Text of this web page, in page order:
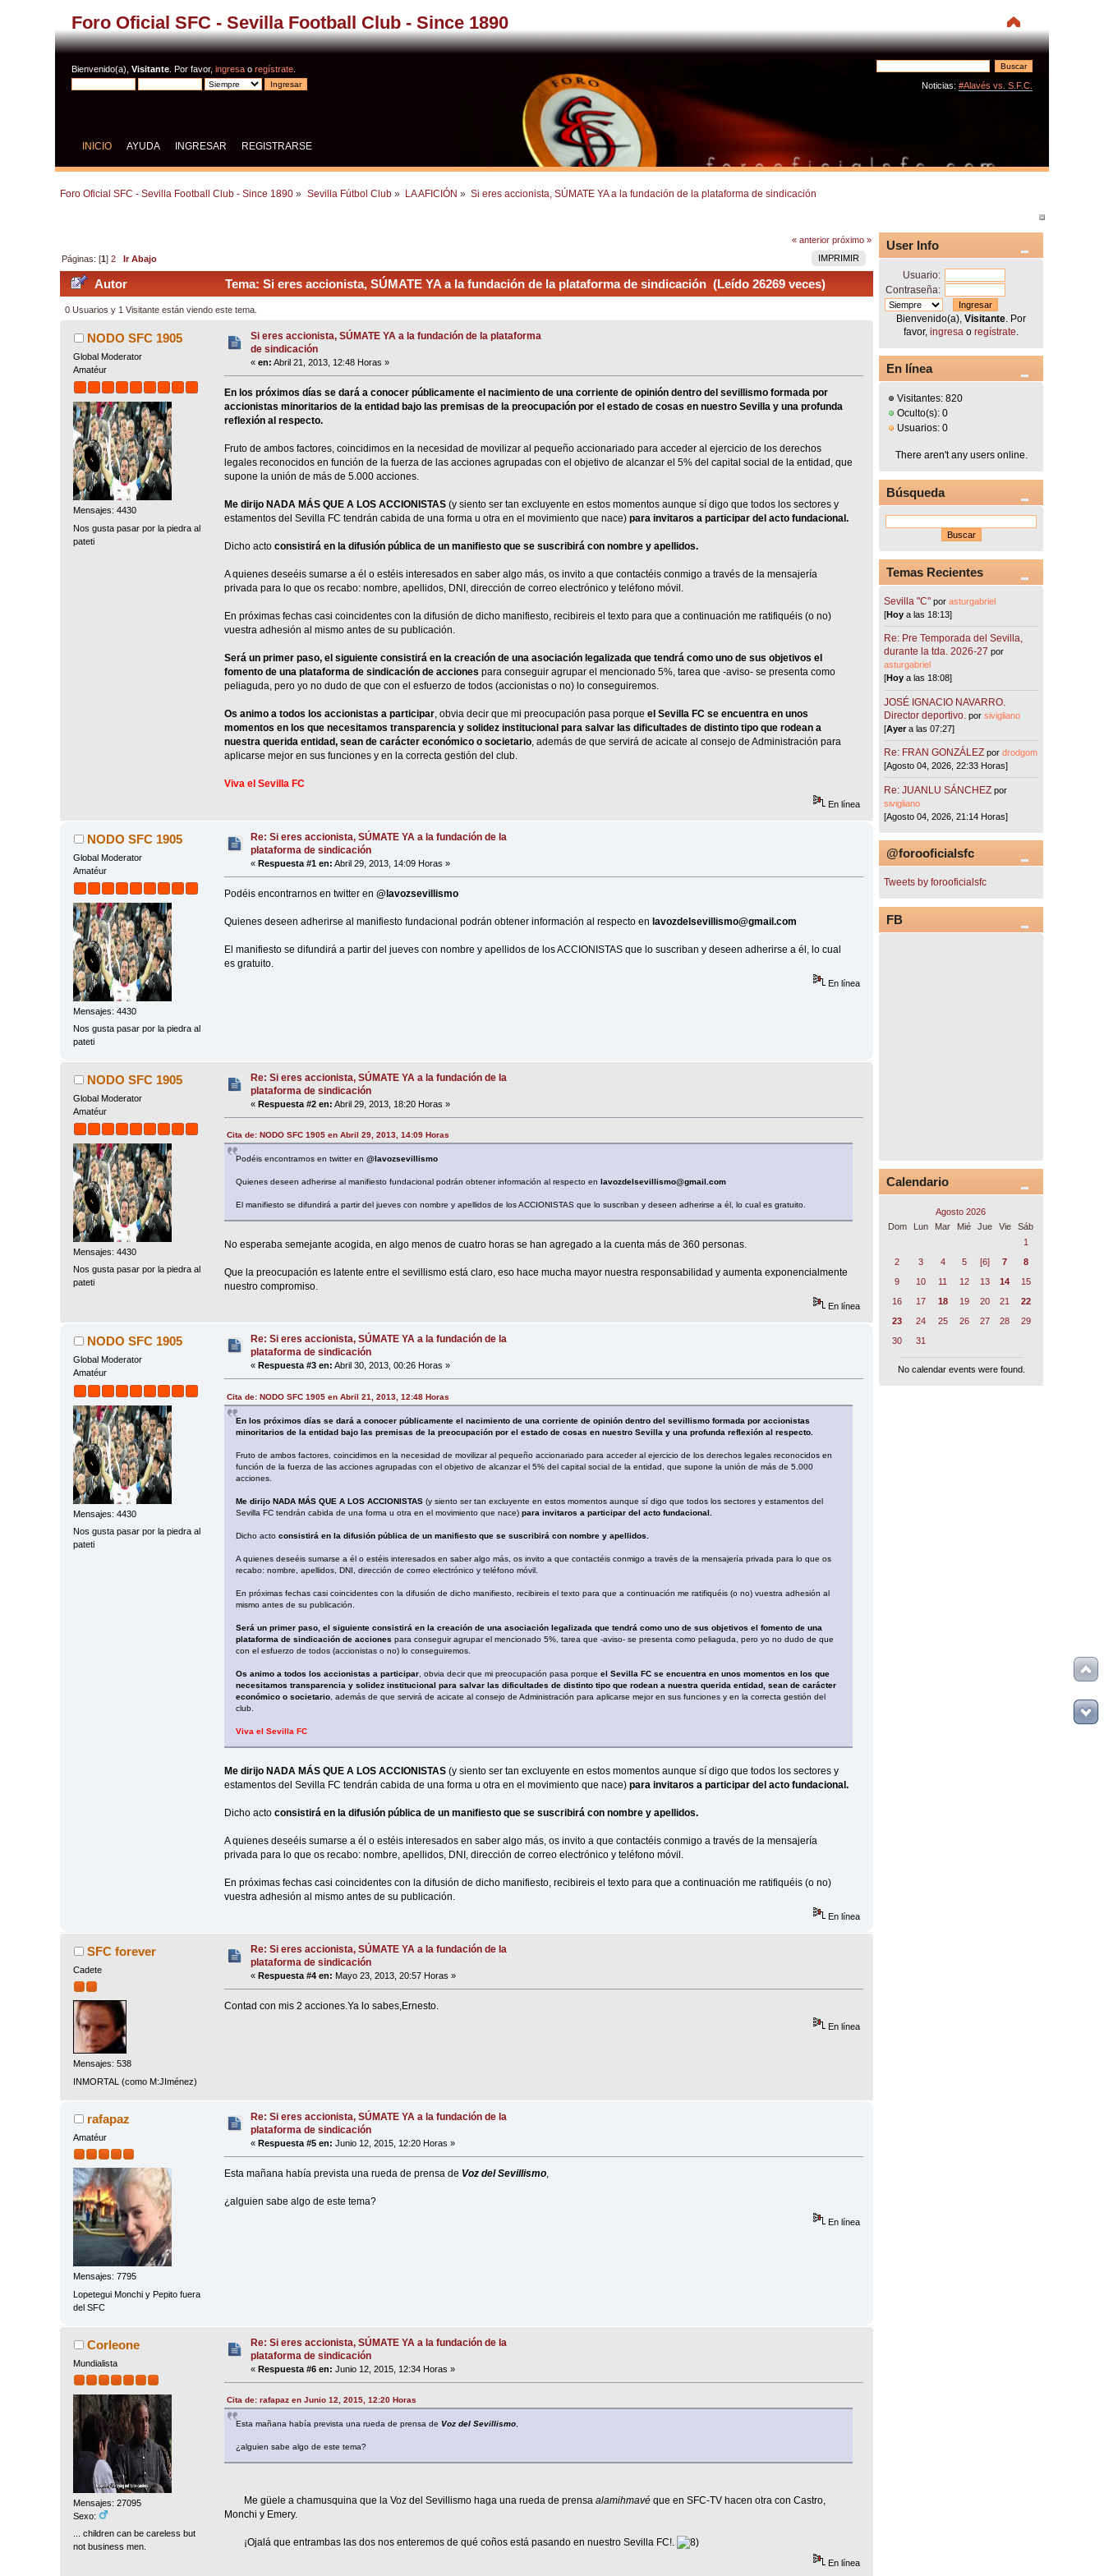
Foro Oficial SFC - Sevilla Football Club - Since 1890
Bienvenido(a),Visitante . Por favor,ingresa oregístrate
Noticias: #Alavés vs. S.F.C.
INICIO AYUDA INGRESAR REGISTRARSE
Foro Oficial SFC - Sevilla Football Club - Since 1890 » Sevilla Fútbol Club» LA AFICIÓN » Si eres accionista, SÚMATE YA a la fundación de la plataforma de sindicación
« anterior próximo »
IMPRIMIR
Páginas: [1]2 Ir Abajo
Autor Tema: Si eres accionista, SÚMATE YA a la fundación de la plataforma de sindicación (Leído 26269 veces)
0 Usuarios y 1 Visitante están viendo este tema.
NODO SFC 1905
Global Moderator
Amatéur
Mensajes: 4430
Nos gusta pasar por la piedra al
pateti
Si eres accionista, SÚMATE YA a la fundación de la plataforma
de sindicación
«en: Abril 21, 2013, 12:48 Horas »
En los próximos días se dará a conocer públicamente el nacimiento de una corriente de opinión dentro del sevillismo formada por
accionistas minoritarios de la entidad bajo las premisas de la preocupación por el estado de cosas en nuestro Sevilla y una profunda
reflexión al respecto.
Fruto de ambos factores, coincidimos en la necesidad de movilizar al pequeño accionariado para acceder al ejercicio de los derechos
legales reconocidos en función de la fuerza de las acciones agrupadas con el objetivo de alcanzar el 5% del capital social de la entidad, que
supone la unión de más de 5.000 acciones.
Me dirijo NADA MÁS QUE A LOS ACCIONISTAS(y siento ser tan excluyente en estos momentos aunque sí digo que todos los sectores y
estamentos del Sevilla FC tendrán cabida de una forma u otra en el movimiento que nace) para invitaros a participar del acto fundacional.
Dicho acto consistirá en la difusión pública de un manifiesto que se suscribirá con nombre y apellidos.
A quienes deseéis sumarse a él o estéis interesados en saber algo más, os invito a que contactéis conmigo a través de la mensajería
privada para lo que os recabo: nombre, apellidos, DNI, dirección de correo electrónico y teléfono móvil.
En próximas fechas casi coincidentes con la difusión de dicho manifiesto, recibireis el texto para que a continuación me ratifiquéis (o no)
vuestra adhesión al mismo antes de su publicación.
Será un primer paso, el siguiente consistirá en la creación de una asociación legalizada que tendrá como uno de sus objetivos el
fomento de una plataforma de sindicación de acciones para conseguir agrupar el mencionado 5%, tarea que -aviso- se presenta como
peliaguda, pero yo no dudo de que con el esfuerzo de todos (accionistas o no) lo conseguiremos.
Os animo a todos los accionistas a participar, obvia decir que mi preocupación pasa porque el Sevilla FC se encuentra en unos
momentos en los que necesitamos transparencia y solidez institucional para salvar las dificultades de distinto tipo que rodean a
nuestra querida entidad, sean de carácter económico o societario, además de que servirá de acicate al consejo de Administración para
aplicarse mejor en sus funciones y en la correcta gestión del club.
Viva el Sevilla FC
En línea
NODO SFC 1905
Global Moderator
Amatéur
Mensajes: 4430
Nos gusta pasar por la piedra al
pateti
Re: Si eres accionista, SÚMATE YA a la fundación de la
plataforma de sindicación
«Respuesta #1 en: Abril 29, 2013, 14:09 Horas »
Podéis encontrarnos en twitter en @lavozsevillismo
Quienes deseen adherirse al manifiesto fundacional podrán obtener información al respecto en lavozdelsevillismo@gmail.com
El manifiesto se difundirá a partir del jueves con nombre y apellidos de los ACCIONISTAS que lo suscriban y deseen adherirse a él, lo cual
es gratuito.
En línea
NODO SFC 1905
Global Moderator
Amatéur
Mensajes: 4430
Nos gusta pasar por la piedra al
pateti
Re: Si eres accionista, SÚMATE YA a la fundación de la
plataforma de sindicación
«Respuesta #2 en: Abril 29, 2013, 18:20 Horas »
Cita de: NODO SFC 1905 en Abril 29, 2013, 14:09 Horas
Podéis encontrarnos en twitter en @lavozsevillismo
Quienes deseen adherirse al manifiesto fundacional podrán obtener información al respecto en lavozdelsevillismo@gmail.com
El manifiesto se difundirá a partir del jueves con nombre y apellidos de los ACCIONISTAS que lo suscriban y deseen adherirse a él, lo cual es gratuito.
No esperaba semejante acogida, en algo menos de cuatro horas se han agregado a la cuenta más de 360 personas.
Que la preocupación es latente entre el sevillismo está claro, eso hace mucha mayor nuestra responsabilidad y aumenta exponencialmente
nuestro compromiso.
En línea
NODO SFC 1905
Global Moderator
Amatéur
Mensajes: 4430
Nos gusta pasar por la piedra al
pateti
Re: Si eres accionista, SÚMATE YA a la fundación de la
plataforma de sindicación
« Respuesta #3 en: Abril 30, 2013, 00:26 Horas »
Cita de: NODO SFC 1905 en Abril 21, 2013, 12:48 Horas
En los próximos días se dará a conocer públicamente el nacimiento de una corriente de opinión dentro del sevillismo formada por accionistas
minoritarios de la entidad bajo las premisas de la preocupación por el estado de cosas en nuestro Sevilla y una profunda reflexión al respecto.
Fruto de ambos factores, coincidimos en la necesidad de movilizar al pequeño accionariado para acceder al ejercicio de los derechos legales reconocidos en
función de la fuerza de las acciones agrupadas con el objetivo de alcanzar el 5% del capital social de la entidad, que supone la unión de más de 5.000
acciones.
Me dirijo NADA MÁS QUE A LOS ACCIONISTAS(y siento ser tan excluyente en estos momentos aunque sí digo que todos los sectores y estamentos del
Sevilla FC tendrán cabida de una forma u otra en el movimiento que nace) para invitaros a participar del acto fundacional.
Dicho acto consistirá en la difusión pública de un manifiesto que se suscribirá con nombre y apellidos.
A quienes deseéis sumarse a él o estéis interesados en saber algo más, os invito a que contactéis conmigo a través de la mensajería privada para lo que os
recabo: nombre, apellidos, DNI, dirección de correo electrónico y teléfono móvil.
En próximas fechas casi coincidentes con la difusión de dicho manifiesto, recibireis el texto para que a continuación me ratifiquéis (o no) vuestra adhesión al
mismo antes de su publicación.
Será un primer paso, el siguiente consistirá en la creación de una asociación legalizada que tendrá como uno de sus objetivos el fomento de una
plataforma de sindicación de acciones para conseguir agrupar el mencionado 5%, tarea que -aviso- se presenta como peliaguda, pero yo no dudo de que
con el esfuerzo de todos (accionistas o no) lo conseguiremos.
Os animo a todos los accionistas a participar, obvia decir que mi preocupación pasa porque el Sevilla FC se encuentra en unos momentos en los que
necesitamos transparencia y solidez institucional para salvar las dificultades de distinto tipo que rodean a nuestra querida entidad, sean de carácter
económico o societario, además de que servirá de acicate al consejo de Administración para aplicarse mejor en sus funciones y en la correcta gestión del
club.
Viva el Sevilla FC
Me dirijo NADA MÁS QUE A LOS ACCIONISTAS(y siento ser tan excluyente en estos momentos aunque sí digo que todos los sectores y
estamentos del Sevilla FC tendrán cabida de una forma u otra en el movimiento que nace) para invitaros a participar del acto fundacional.
Dicho acto consistirá en la difusión pública de un manifiesto que se suscribirá con nombre y apellidos.
A quienes deseéis sumarse a él o estéis interesados en saber algo más, os invito a que contactéis conmigo a través de la mensajería
privada para lo que os recabo: nombre, apellidos, DNI, dirección de correo electrónico y teléfono móvil.
En próximas fechas casi coincidentes con la difusión de dicho manifiesto, recibireis el texto para que a continuación me ratifiquéis (o no)
vuestra adhesión al mismo antes de su publicación.
En línea
SFC forever
Cadete
Mensajes: 538
INMORTAL (como M:JIménez)
Re: Si eres accionista, SÚMATE YA a la fundación de la
plataforma de sindicación
«Respuesta #4 en: Mayo 23, 2013, 20:57 Horas »
Contad con mis 2 acciones.Ya lo sabes,Ernesto.
En línea
rafapaz
Amatéur
Mensajes: 7795
Lopetegui Monchi y Pepito fuera
del SFC
Re: Si eres accionista, SÚMATE YA a la fundación de la
plataforma de sindicación
«Respuesta #5 en: Junio 12, 2015, 12:20 Horas »
Esta mañana había prevista una rueda de prensa de Voz del Sevillismo,
¿alguien sabe algo de este tema?
En línea
Corleone
Mundialista
Mensajes: 27095
Sexo:
... children can be careless but
not business men.
Re: Si eres accionista, SÚMATE YA a la fundación de la
plataforma de sindicación
«Respuesta #6 en: Junio 12, 2015, 12:34 Horas »
Cita de: rafapaz en Junio 12, 2015, 12:20 Horas
Esta mañana había prevista una rueda de prensa de Voz del Sevillismo,
¿alguien sabe algo de este tema?
Me güele a chamusquina que la Voz del Sevillismo haga una rueda de prensa alamihmavéque en SFC-TV hacen otra con Castro,
Monchi y Emery.
¡Ojalá que entrambas las dos nos enteremos de qué coños está pasando en nuestro Sevilla FC!.
En línea
User Info
Usuario:
Contraseña:
Bienvenido(a),Visitante . Por
favor,ingresa oregístrate
En línea
Visitantes: 820
Oculto(s): 0
Usuarios: 0
There aren't any users online.
Búsqueda
Temas Recientes
Sevilla "C"porasturgabriel
[Hoy a las 18:13]
Re: Pre Temporada del Sevilla,
durante la tda. 2026-27 por
asturgabriel
[Hoy a las 18:08]
JOSÉ IGNACIO NAVARRO.
Director deportivo. porsivigliano
[Ayera las 07:27]
Re: FRAN GONZÁLEZ pordrodgom
[Agosto 04, 2026, 22:33 Horas]
Re: JUANLU SÁNCHEZ por
sivigliano
[Agosto 04, 2026, 21:14 Horas]
@forooficialsfc
Tweets by forooficialsfc
FB
Calendario
Agosto 2026
Dom
Lun Mar Mié Jue Vie
Sáb
1
2
3 4 5 [6] 7
8
9
10 11 12 13 14
15
16
17 18 19 20 21
22
23
24 25 26 27 28
29
30
31
No calendar events were found.